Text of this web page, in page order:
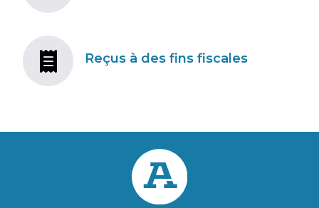
Reçus à des fins fiscales